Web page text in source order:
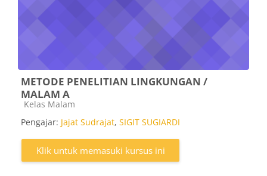
METODE PENELITIAN LINGKUNGAN /
MALAM A
Kategori kursus
Kelas Malam
Pengajar: Jajat Sudrajat, SIGIT SUGIARDI
Klik untuk memasuki kursus ini